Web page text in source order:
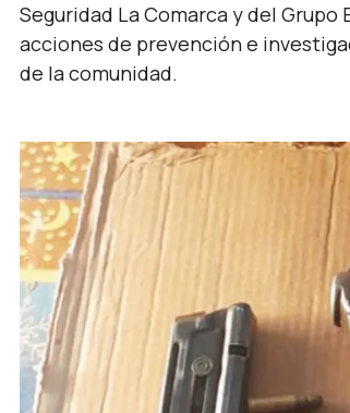
Seguridad La Comarca y del
acciones de prevención e
de la comunidad.